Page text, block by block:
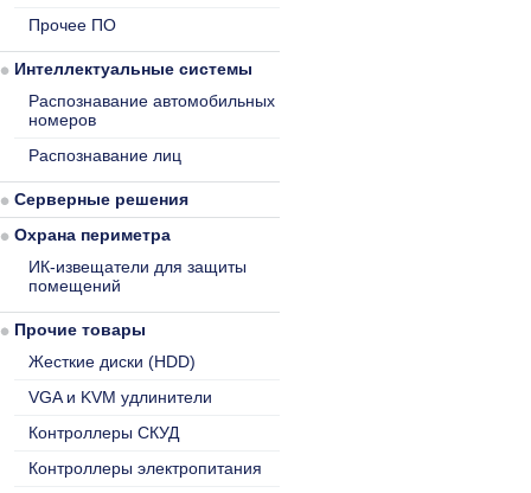
Прочее ПО
Интеллектуальные системы
Распознавание автомобильных
номеров
Распознавание лиц
Серверные решения
Охрана периметра
ИК-извещатели для защиты
помещений
Прочие товары
Жесткие диски (HDD)
VGA и KVM удлинители
Контроллеры СКУД
Контроллеры электропитания